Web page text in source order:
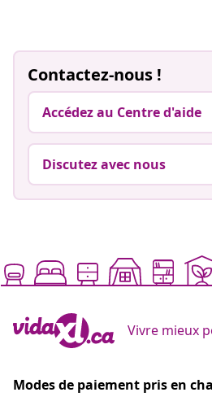
Contactez-nous !
Accédez au Centre d'aide
Discutez avec nous
Vivre mieux
Modes de paiement pris en